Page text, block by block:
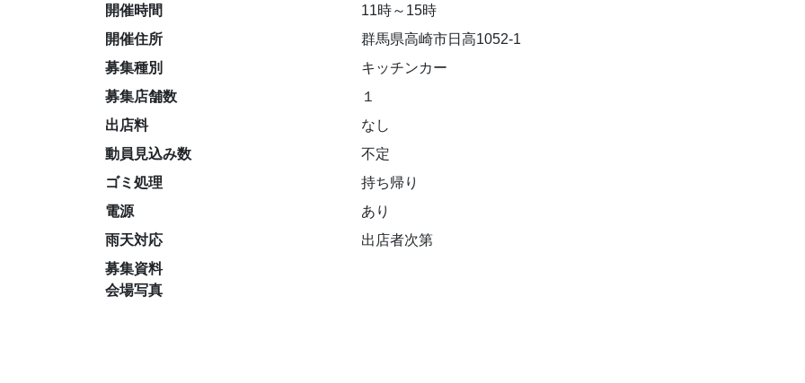
開催時間
11時～15時
開催住所
群馬県高崎市日高1052-1
募集種別
キッチンカー
募集店舗数
１
出店料
なし
動員見込み数
不定
ゴミ処理
持ち帰り
電源
あり
雨天対応
出店者次第
募集資料
会場写真